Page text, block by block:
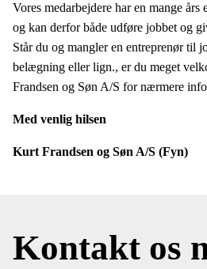
Vores medarbejdere har en mange
og kan derfor både udføre jobbet og
Står du og mangler en entreprenør til
belægning eller lign., er du meget
Frandsen og Søn A/S for nærmere
Med venlig hilsen
Kurt Frandsen og Søn A/S (Fyn)
Kontakt os